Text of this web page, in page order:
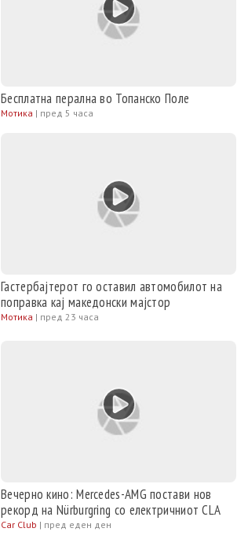
Бесплатна перална во Топанско Поле
Мотика | пред 5 часа
Гастербајтерот го оставил автомобилот на
поправка кај македонски мајстор
Мотика | пред 23 часа
Вечерно кино: Mercedes-AMG постави нов
рекорд на Nürburgring со електричниот CLA
Car Club | пред еден ден